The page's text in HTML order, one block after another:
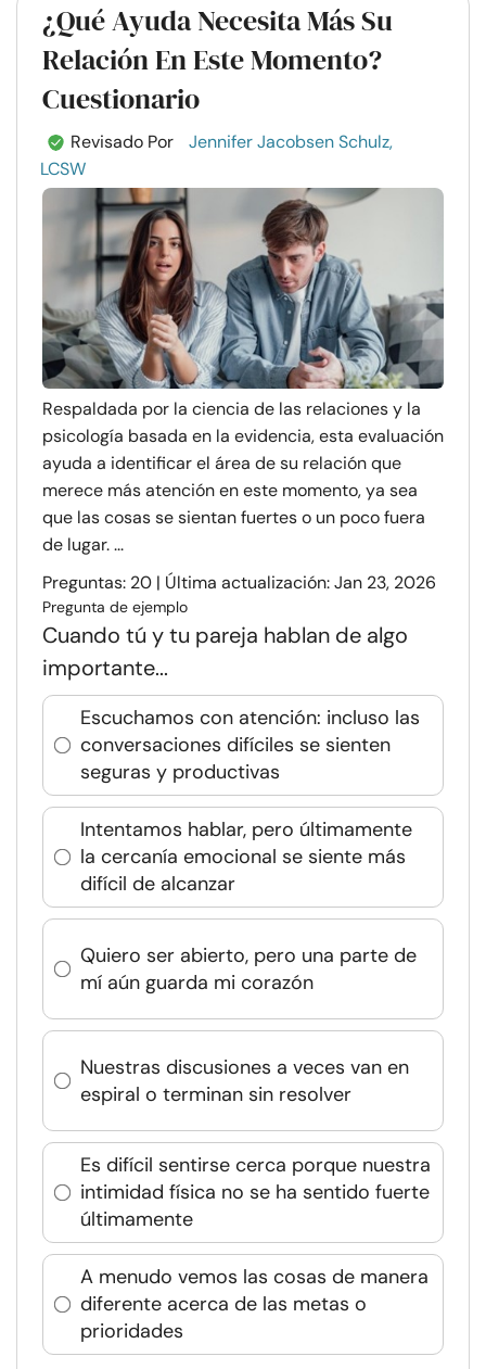
¿Qué Ayuda Necesita Más Su
Relación En Este Momento?
Cuestionario
Revisado Por
Jennifer Jacobsen Schulz,
LCSW
Respaldada por la ciencia de las relaciones y la
psicología basada en la evidencia, esta evaluación
ayuda a identificar el área de su relación que
merece más atención en este momento, ya sea
que las cosas se sientan fuertes o un poco fuera
de lugar. ...
Preguntas: 20 | Última actualización: Jan 23, 2026
Pregunta de ejemplo
Cuando tú y tu pareja hablan de algo
importante...
Escuchamos con atención: incluso las
conversaciones difíciles se sienten
seguras y productivas
Intentamos hablar, pero últimamente
la cercanía emocional se siente más
difícil de alcanzar
Quiero ser abierto, pero una parte de
mí aún guarda mi corazón
Nuestras discusiones a veces van en
espiral o terminan sin resolver
Es difícil sentirse cerca porque nuestra
intimidad física no se ha sentido fuerte
últimamente
A menudo vemos las cosas de manera
diferente acerca de las metas o
prioridades